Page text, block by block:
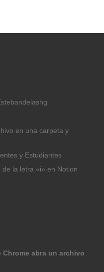
en una carpeta y
y Estudiantes
la letra «i» en Notion
Chrome abra un archivo